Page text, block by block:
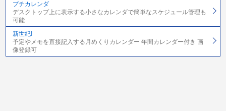
プチカレンダ
デスクトップ上に表示する小さなカレンダで簡単なスケジュール管理も
可能
新世紀!
予定やメモを直接記入する月めくりカレンダー 年間カレンダー付き 画
像登録可